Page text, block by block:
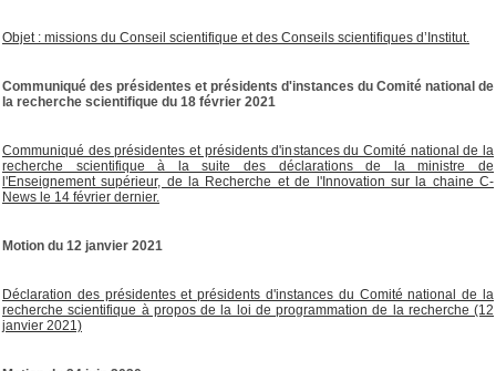
Objet : missions du Conseil scientifique et des Conseils scientifiques d’Institut.
Communiqué des présidentes et présidents d'instances du Comité national de
la recherche scientifique du 18 février 2021
Communiqué des présidentes et présidents d'instances du Comité national de la
recherche scientifique à la suite des déclarations de la ministre de
l'Enseignement supérieur, de la Recherche et de l'Innovation sur la chaine C-
News le 14 février dernier.
Motion du 12 janvier 2021
Déclaration des présidentes et présidents d'instances du Comité national de la
recherche scientifique à propos de la loi de programmation de la recherche (12
janvier 2021)